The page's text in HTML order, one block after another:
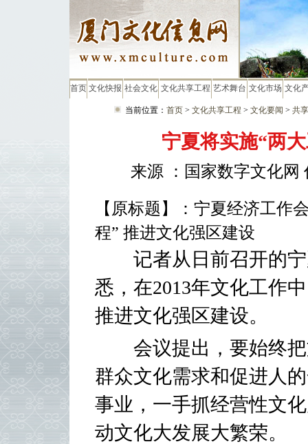
首页 文化快报 社会文化 文化共享工程 艺术舞台 文化市场 文化
当前位置： 首页> 文化共享工程 > 文化要闻 > 共
宁夏将实施“两
来源 ：国家数字文化网
【原标题】：宁夏经济工作
程” 推进文化强区建设
记者从日前召开的宁
悉，在2013年文化工作
推进文化强区建设。
会议提出，要始终把
群众文化需求和促进人
事业，一手抓经营性文
动文化大发展大繁荣。